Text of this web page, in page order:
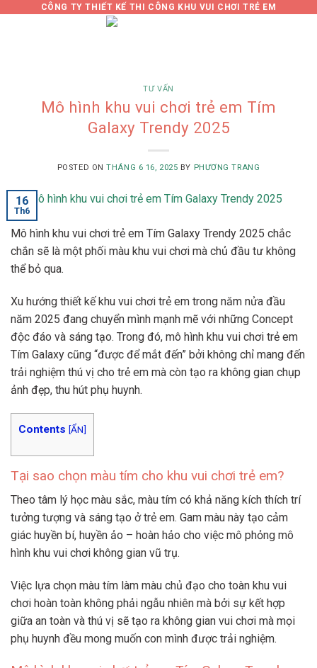
CÔNG TY THIẾT KẾ THI CÔNG KHU VUI CHƠI TRẺ EM
TƯ VẤN
Mô hình khu vui chơi trẻ em Tím
Galaxy Trendy 2025
POSTED ONTHÁNG 6 16, 2025 BY PHƯƠNG TRANG
16
Th6
Mô hình khu vui chơi trẻ em Tím Galaxy Trendy 2025 chắc
chắn sẽ là một phối màu khu vui chơi mà chủ đầu tư không
thể bỏ qua.
Xu hướng thiết kế khu vui chơi trẻ em trong năm nửa đầu
năm 2025 đang chuyển mình mạnh mẽ với những Concept
độc đáo và sáng tạo. Trong đó, mô hình khu vui chơi trẻ em
Tím Galaxy cũng “được để mắt đến” bởi không chỉ mang đến
trải nghiệm thú vị cho trẻ em mà còn tạo ra không gian chụp
ảnh đẹp, thu hút phụ huynh.
Contents [ẨN]
Tại sao chọn màu tím cho khu vui chơi trẻ em?
Theo tâm lý học màu sắc, màu tím có khả năng kích thích trí
tưởng tượng và sáng tạo ở trẻ em. Gam màu này tạo cảm
giác huyền bí, huyền ảo – hoàn hảo cho việc mô phỏng mô
hình khu vui chơi không gian vũ trụ.
Việc lựa chọn màu tím làm màu chủ đạo cho toàn khu vui
chơi hoàn toàn không phải ngẫu nhiên mà bởi sự kết hợp
giữa an toàn và thú vị sẽ tạo ra không gian vui chơi mà mọi
phụ huynh đều mong muốn con mình được trải nghiệm.